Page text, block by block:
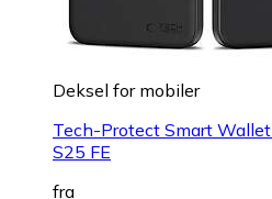
Deksel for mobiler
Tech-Protect Smart
S25 FE
fra